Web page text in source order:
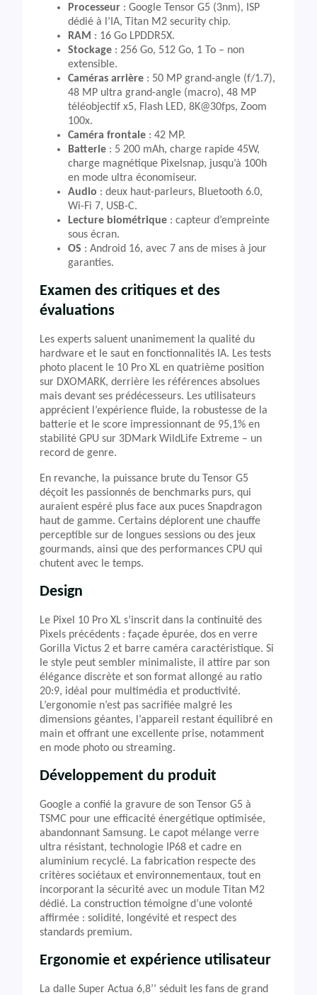
Processeur : Google Tensor G5 (3nm), ISP
dédié à l’IA, Titan M2 security chip.
RAM : 16 Go LPDDR5X.
Stockage : 256 Go, 512 Go, 1 To – non
extensible.
Caméras arrière : 50 MP grand-angle (f/1.7),
48 MP ultra grand-angle (macro), 48 MP
téléobjectif x5, Flash LED, 8K@30fps, Zoom
100x.
Caméra frontale : 42 MP.
Batterie : 5 200 mAh, charge rapide 45W,
charge magnétique Pixelsnap, jusqu’à 100h
en mode ultra économiseur.
Audio : deux haut-parleurs, Bluetooth 6.0,
Wi-Fi 7, USB-C.
Lecture biométrique : capteur d’empreinte
sous écran.
OS : Android 16, avec 7 ans de mises à jour
garanties.
Examen des critiques et des
évaluations
Les experts saluent unanimement la qualité du
hardware et le saut en fonctionnalités IA. Les tests
photo placent le 10 Pro XL en quatrième position
sur DXOMARK, derrière les références absolues
mais devant ses prédécesseurs. Les utilisateurs
apprécient l’expérience fluide, la robustesse de la
batterie et le score impressionnant de 95,1% en
stabilité GPU sur 3DMark WildLife Extreme – un
record de genre.
En revanche, la puissance brute du Tensor G5
déçoit les passionnés de benchmarks purs, qui
auraient espéré plus face aux puces Snapdragon
haut de gamme. Certains déplorent une chauffe
perceptible sur de longues sessions ou des jeux
gourmands, ainsi que des performances CPU qui
chutent avec le temps.
Design
Le Pixel 10 Pro XL s’inscrit dans la continuité des
Pixels précédents : façade épurée, dos en verre
Gorilla Victus 2 et barre caméra caractéristique. Si
le style peut sembler minimaliste, il attire par son
élégance discrète et son format allongé au ratio
20:9, idéal pour multimédia et productivité.
L’ergonomie n’est pas sacrifiée malgré les
dimensions géantes, l’appareil restant équilibré en
main et offrant une excellente prise, notamment
en mode photo ou streaming.
Développement du produit
Google a confié la gravure de son Tensor G5 à
TSMC pour une efficacité énergétique optimisée,
abandonnant Samsung. Le capot mélange verre
ultra résistant, technologie IP68 et cadre en
aluminium recyclé. La fabrication respecte des
critères sociétaux et environnementaux, tout en
incorporant la sécurité avec un module Titan M2
dédié. La construction témoigne d’une volonté
affirmée : solidité, longévité et respect des
standards premium.
Ergonomie et expérience utilisateur
La dalle Super Actua 6,8’’ séduit les fans de grand